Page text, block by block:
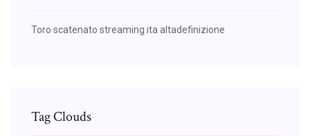
Toro scatenato streaming ita altadefinizione
Tag Clouds